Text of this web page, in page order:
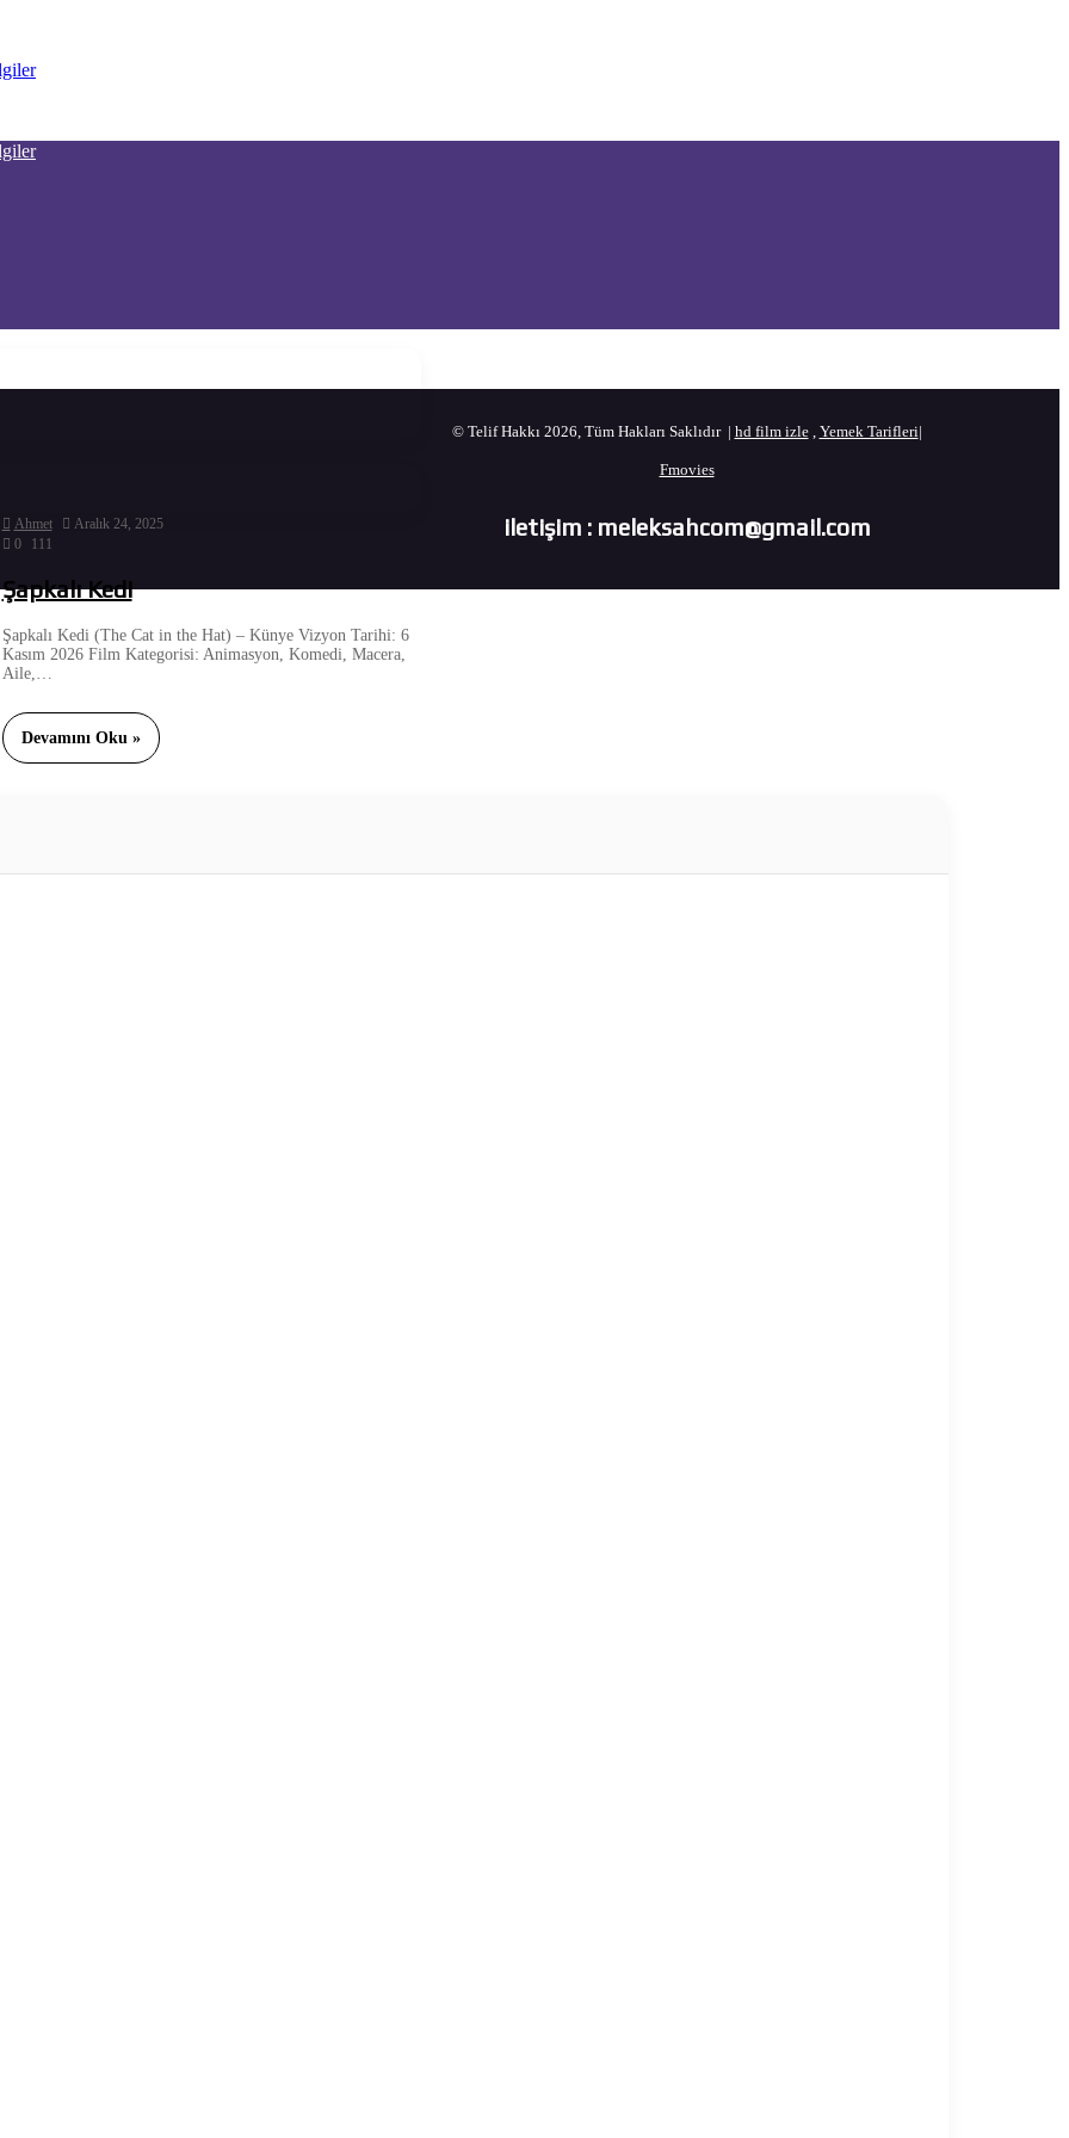
Ahmet
Aralık 24, 2025
0
111
Şapkalı Kedi
Şapkalı Kedi (The Cat in the Hat) – Künye Vizyon Tarihi: 6
Kasım 2026 Film Kategorisi: Animasyon, Komedi, Macera,
Aile,…
Devamını Oku »
© Telif Hakkı 2026, Tüm Hakları Saklıdır | hd film izle, Yemek Tarifleri|
Fmovies
iletişim : meleksahcom@gmail.com